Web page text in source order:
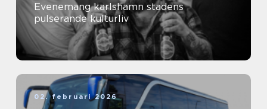
Evenemang karlshamn stadens
pulserande kulturliv
02. februari 2026